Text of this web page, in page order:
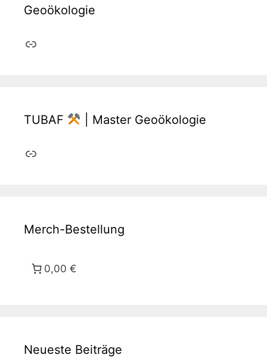
Geoökologie
Link
TUBAF | Master Geoökologie
Link
Merch-Bestellung
0,00 €
Neueste Beiträge